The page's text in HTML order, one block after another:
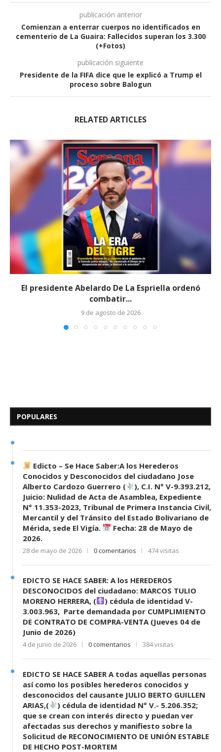
publicación anterior
Comienzan a enterrar cuerpos no identificados en
cementerio de La Guaira: Fallecidos superan los 3.300
(+Fotos)
publicación siguiente
Presidente de la FIFA dice que le explicó a Trump el
proceso sobre Balogun
RELATED ARTICLES
El presidente Abelardo De La Espriella ordenó
combatir...
9 de agosto de 2026
POPULARESDesconocidos del...
Edicto – Se Hace Saber:A los Herederos
Conocidos y Desconocidos del ciudadano Jose
Alberto Cardozo Guerrero (
), C.I. N° V-9.393.212,
Juicio: Nulidad de Acta de Asamblea, Expediente
N° 11.353-2023, Tribunal de Primera Instancia Civil,
Mercantil y del Tránsito del Estado Bolivariano de
Mérida, sede El Vigía.
Fecha: 28 de Mayo de
2026.
28 de mayo de 2026 0 comentarios 474 visitas
EDICTO SE HACE SABER: A los HEREDEROS
DESCONOCIDOS del ciudadano: MARCOS TULIO
MORENO HERRERA, (
) cédula de identidad V-
3.003.963, Parte demandada por CUMPLIMIENTO
DE CONTRATO DE COMPRA-VENTA (Jueves 04 de
Junio de 2026)
4 de junio de 2026 0 comentarios 384 visitas
EDICTO SE HACE SABER A todas aquellas personas
así como los posibles herederos conocidos y
desconocidos del causante JULIO BERTO GUILLEN
ARIAS,(
) cédula de identidad N° V.- 5.206.352;
que se crean con interés directo y puedan ver
afectadas sus derechos y manifiesto sobre la
Solicitud de RECONOCIMIENTO DE UNIÓN ESTABLE
DE HECHO POST-MORTEM